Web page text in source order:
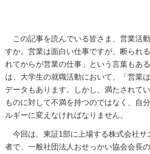
この記事を読んでいる皆さま、営業活
すか。営業は面白い仕事ですが、断られ
れてからが営業の仕事」という言葉もあ
は、大学生の就職活動において、「営業
データもあります。しかし、満たされて
ものに対して不満を持つのではなく、自
ルギーに変えなければなりません。
今回は、東証1部に上場する株式会社サ
者で、一般社団法人おせっかい協会会長